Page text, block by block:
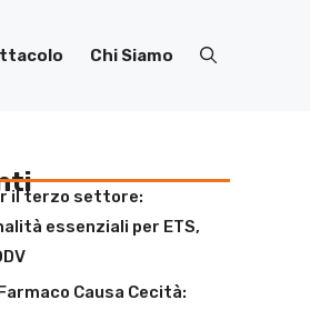
Chi Siamo
il terzo settore:
essenziali per ETS,
Causa Cecità: